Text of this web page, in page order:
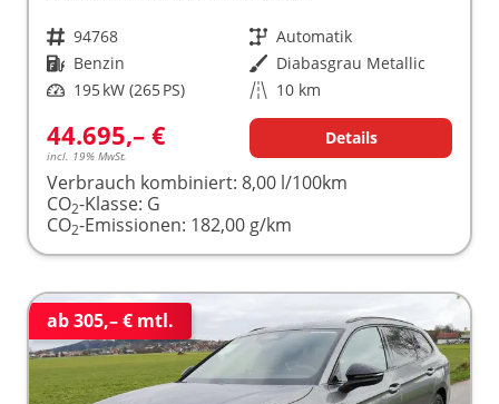
Fahrzeugnr. 94768 Getriebe Automatik
Kraftstoff Benzin Außenfarbe Diabasgrau Metallic
Leistung 195 kW (265 PS) Kilometerstand 10 km
44.695,– €
incl. 19% MwSt.
Details
Verbrauch kombiniert: 8,00 l/100km
CO2-Klasse: G
CO2-Emissionen: 182,00 g/km
ab 305,– € mtl.